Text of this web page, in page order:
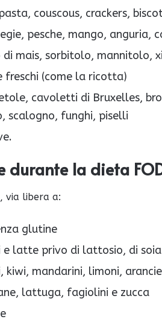
couscous, crackers,
pesche, mango, anguria,
mais, sorbitolo, mannitolo,
(come la ricotta)
cavoletti di Bruxelles,
scalogno, funghi, piselli
durante la dieta
via libera a:
glutine
latte privo di lattosio, di
kiwi, mandarini, limoni,
lattuga, fagiolini e zucca